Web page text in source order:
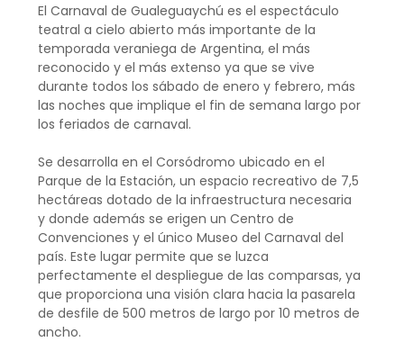
El Carnaval de Gualeguaychú es el espectáculo
teatral a cielo abierto más importante de la
temporada veraniega de Argentina, el más
reconocido y el más extenso ya que se vive
durante todos los sábado de enero y febrero, más
las noches que implique el fin de semana largo por
los feriados de carnaval.
Se desarrolla en el Corsódromo ubicado en el
Parque de la Estación, un espacio recreativo de 7,5
hectáreas dotado de la infraestructura necesaria
y donde además se erigen un Centro de
Convenciones y el único Museo del Carnaval del
país. Este lugar permite que se luzca
perfectamente el despliegue de las comparsas, ya
que proporciona una visión clara hacia la pasarela
de desfile de 500 metros de largo por 10 metros de
ancho.